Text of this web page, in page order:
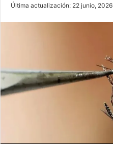
Última actualización: 22 junio, 2026